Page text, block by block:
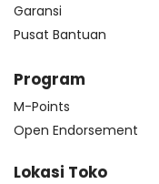
Garansi
Pusat Bantuan
Program
M-Points
Open Endorsement
Lokasi Toko